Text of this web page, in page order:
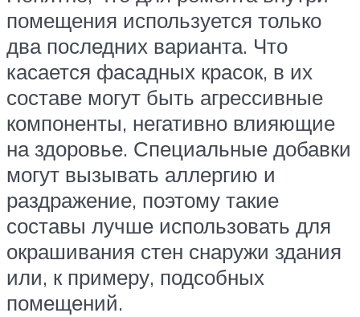
помещения используется только
два последних варианта. Что
касается фасадных красок, в их
составе могут быть агрессивные
компоненты, негативно влияющие
на здоровье. Специальные добавки
могут вызывать аллергию и
раздражение, поэтому такие
составы лучше использовать для
окрашивания стен снаружи здания
или, к примеру, подсобных
помещений.